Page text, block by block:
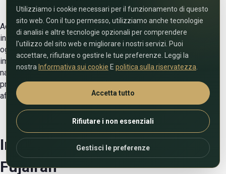
Acquistare una proprietà a Fujairah è senza dubbio un
investimento sicuro, poiché la popolarità della città aumenta
ogni anno. L'elevato tenore di vita, un'ampia gamma di opzioni
immobiliari e l'opportunità di un tranquillo relax immersi nella
natura stimolano la domanda da parte dei cittadini stranieri. I
proprietari di immobili possono guadagnare un reddito stabile
affittando appartamenti, monolocali o ville.
Investimenti immobiliari a
Fujairah
Utilizziamo i cookie necessari per il funzionamento di questo
sito web. Con il tuo permesso, utilizziamo anche tecnologie
di analisi e altre tecnologie opzionali per comprendere
l'utilizzo del sito web e migliorare i nostri servizi. Puoi
accettare, rifiutare o gestire le tue preferenze. Leggi la
nostra Informativa sui cookie E politica sulla riservatezza
Accetta tutto
Rifiutare i non essenziali
Gestisci le preferenze